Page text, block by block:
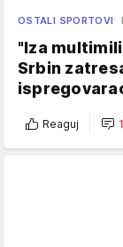
OSTALI SPORTOVI
"Iza
Srbin
Reaguj 1